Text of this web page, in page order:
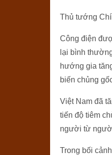
Thủ tướng
Công điện
lại bình
hướng gia
biến chủng
Việt Nam đã
tiến độ tiêm
người từ
Trong bối